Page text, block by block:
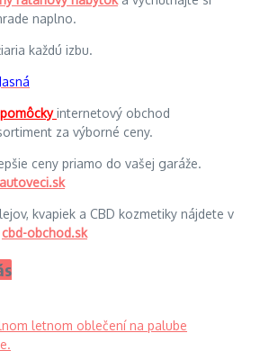
naplno.
každú izbu.
internetový obchod
za výborné ceny.
ceny priamo do vašej garáže.
autoveci.sk
kvapiek a CBD kozmetiky nájdete v
cbd-obchod.sk